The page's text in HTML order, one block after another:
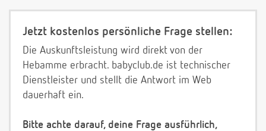
Jetzt kostenlos persönliche Frage stellen:
Die Auskunftsleistung wird direkt von der
Hebamme erbracht. babyclub.de ist technischer
Dienstleister und stellt die Antwort im Web
dauerhaft ein.
Bitte achte darauf, deine Frage ausführlich,